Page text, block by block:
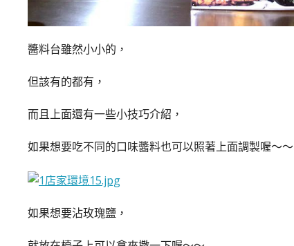
醬料台雖然小小的，
但該有的都有，
而且上面還有一些小技巧介紹，
如果想要吃不同的口味醬料也可以照著上面調製喔～～
如果想要沾玫瑰鹽，